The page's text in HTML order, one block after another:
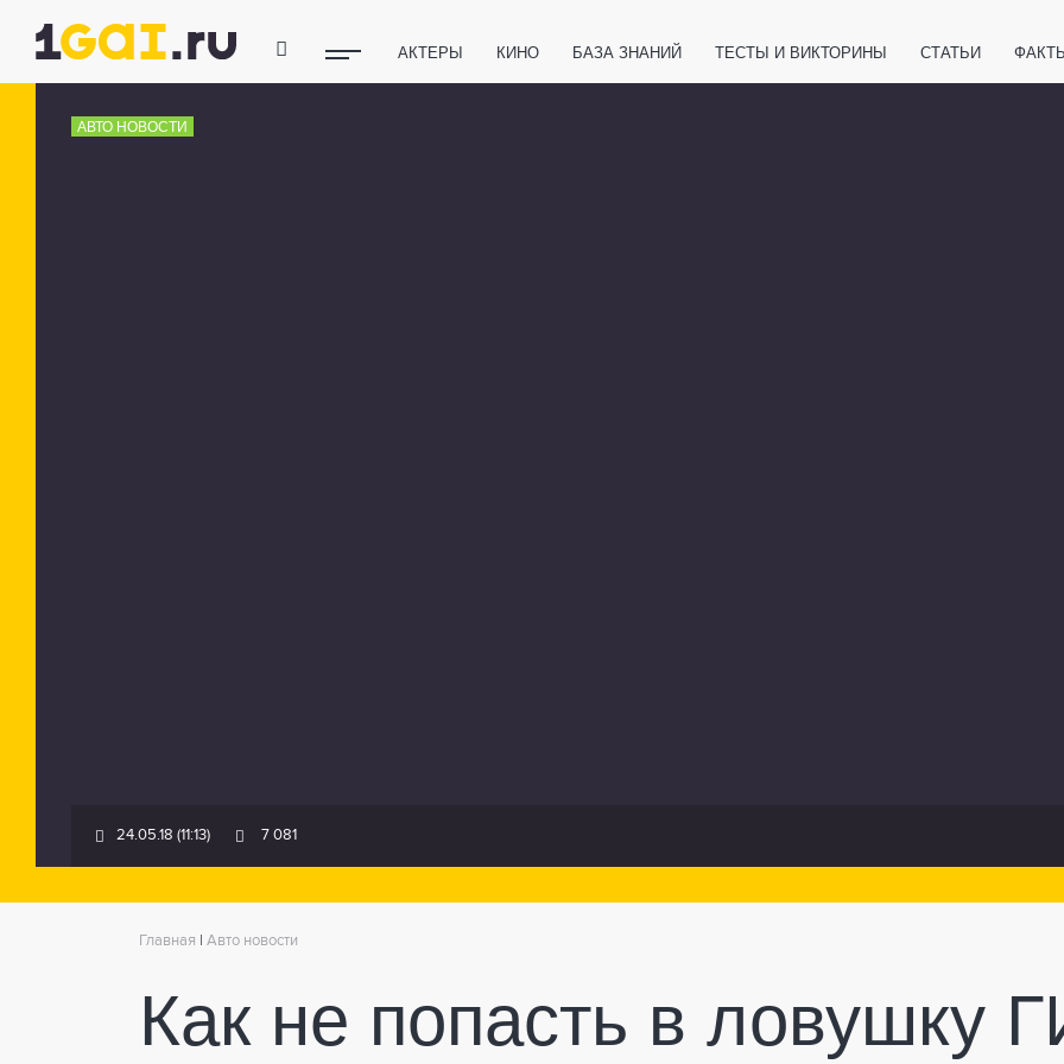
АКТЕРЫ КИНО БАЗА ЗНАНИЙ ТЕСТЫ И ВИКТОРИНЫ СТАТЬИ ФАКТЫ
АВТО НОВОСТИ
24.05.18 (11:13) 7 081
Главная Авто новости
Как не попасть в ловушку